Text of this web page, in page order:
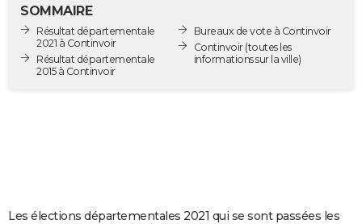
Destinations
City break
Voyage nature
Voyage de noces
Forum
Climat
GUIDES D'ACHAT
COPAINS D'AVANT
SOMMAIRE
Résultat départementale
2021 à Continvoir
Résultat départementale
2015 à Continvoir
Bureaux de vote à Continvoir
Continvoir(toutes les
informations sur la ville)
Les élections départementales 2021 qui se sont passées les